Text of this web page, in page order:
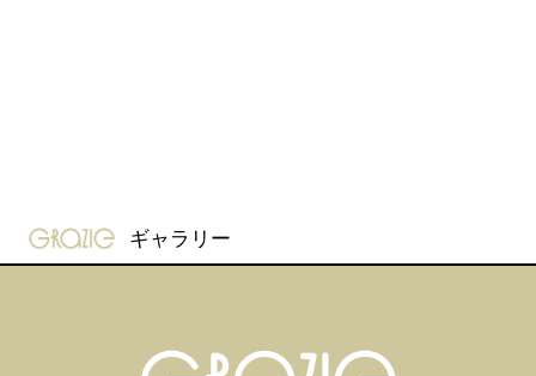
gravure-grazie
ギャラリー